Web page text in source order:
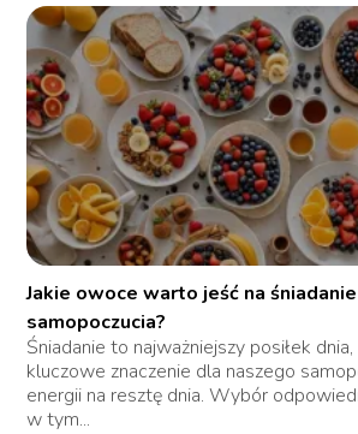
Jakie owoce warto jeść na
samopoczucia?
Śniadanie to najważniejszy posiłek
kluczowe znaczenie dla naszego
energii na resztę dnia. Wybór
w tym...